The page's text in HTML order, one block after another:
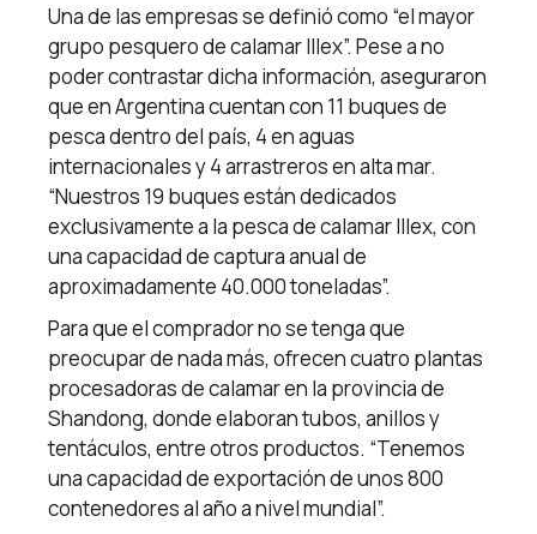
Una de las empresas se definió como “el mayor
grupo pesquero de calamar Illex”. Pese a no
poder contrastar dicha información, aseguraron
que en Argentina cuentan con 11 buques de
pesca dentro del país, 4 en aguas
internacionales y 4 arrastreros en alta mar.
“Nuestros 19 buques están dedicados
exclusivamente a la pesca de calamar Illex, con
una capacidad de captura anual de
aproximadamente 40.000 toneladas”.
Para que el comprador no se tenga que
preocupar de nada más, ofrecen cuatro plantas
procesadoras de calamar en la provincia de
Shandong, donde elaboran tubos, anillos y
tentáculos, entre otros productos. “Tenemos
una capacidad de exportación de unos 800
contenedores al año a nivel mundial”.